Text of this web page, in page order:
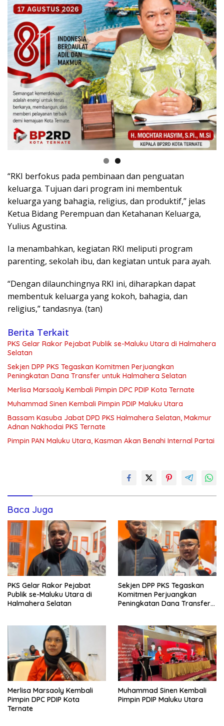
“RKI berfokus pada pembinaan dan penguatan
keluarga. Tujuan dari program ini membentuk
keluarga yang bahagia, religius, dan produktif,” jelas
Ketua Bidang Perempuan dan Ketahanan Keluarga,
Yulius Agustina.
Ia menambahkan, kegiatan RKI meliputi program
parenting, sekolah ibu, dan kegiatan untuk para ayah.
“Dengan dilaunchingnya RKI ini, diharapkan dapat
membentuk keluarga yang kokoh, bahagia, dan
religius,” tandasnya. (tan)
Berita Terkait
PKS Gelar Rakor Pejabat Publik se-Maluku Utara di Halmahera
Selatan
Sekjen DPP PKS Tegaskan Komitmen Perjuangkan
Peningkatan Dana Transfer untuk Halmahera Selatan
Merlisa Marsaoly Kembali Pimpin DPC PDIP Kota Ternate
Muhammad Sinen Kembali Pimpin PDIP Maluku Utara
Bassam Kasuba Jabat DPD PKS Halmahera Selatan, Makmur
Adnan Nakhodai PKS Ternate
Pimpin PAN Maluku Utara, Kasman Akan Benahi Internal Partai
Baca Juga
PKS Gelar Rakor Pejabat
Publik se-Maluku Utara di
Halmahera Selatan
Sekjen DPP PKS Tegaskan
Komitmen Perjuangkan
Peningkatan Dana Transfer
Merlisa Marsaoly Kembali
Pimpin DPC PDIP Kota
Ternate
Muhammad Sinen Kembali
Pimpin PDIP Maluku Utara